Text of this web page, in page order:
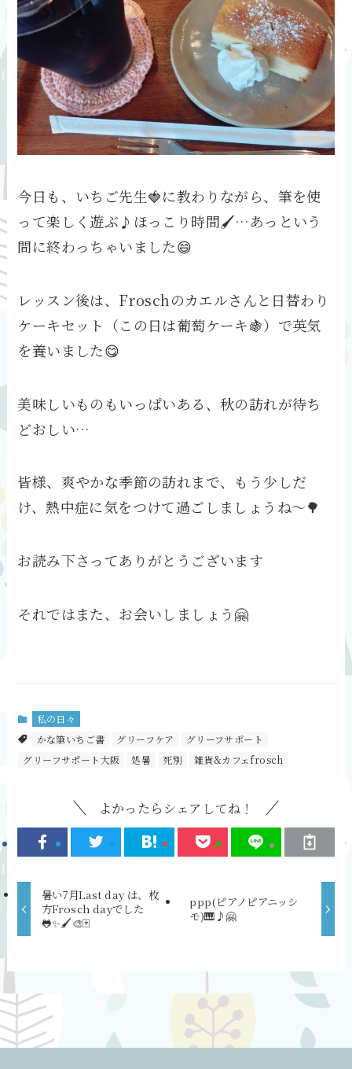
今日も、いちご先生🍓に教わりながら、筆を使
って楽しく遊ぶ♪ほっこり時間🖌…あっという
間に終わっちゃいました😄
レッスン後は、Froschのカエルさんと日替わり
ケーキセット（この日は葡萄ケーキ🍇）で英気
を養いました😋
美味しいものもいっぱいある、秋の訪れが待ち
どおしい…
皆様、爽やかな季節の訪れまで、もう少しだ
け、熱中症に気をつけて過ごしましょうね〜🌳
お読み下さってありがとうございます
それではまた、お会いしましょう🤗
私の日々
かな筆いちご書
グリーフケア
グリーフサポート
グリーフサポート大阪
処暑 死別 雑貨&カフェfrosch
よかったらシェアしてね！
暑い7月Last day は、枚
方Frosch dayでした
🐸✨🖌🎨🃏
ppp(ピアノピアニッシ
モ)🎹♪🤗